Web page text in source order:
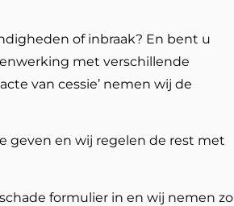
of inbraak? En bent u
met verschillende
van cessie’ nemen wij de
geven en wij regelen de rest met
formulier in en wij nemen zo